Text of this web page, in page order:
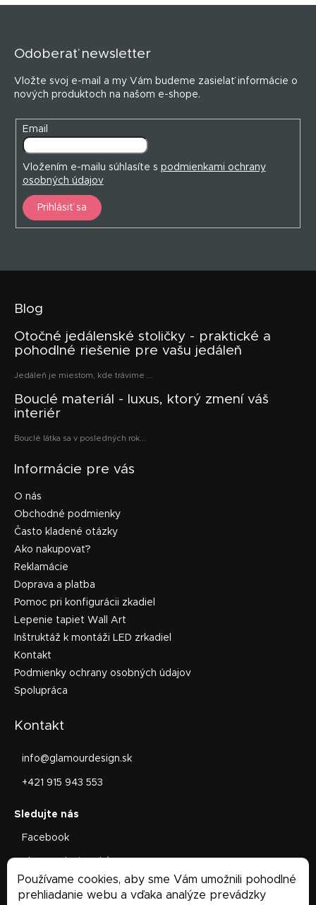
Používame cookies, aby sme Vám umožnili pohodlné
prehliadanie webu a vďaka analýze prevádzky
v
i
s
Odoberať newsletter
Vložte svoj e-mail a my Vám budeme zasielať informácie o
nových produktoch na našom e-shope.
Email
Vložením e-mailu súhlasíte s podmienkami ochrany
osobných údajov
Prihlásiť sa
Blog
Otočné jedálenské stoličky - praktické a
pohodlné riešenie pre vašu jedáleň
Jedáleň je miestom, kde trávime ...
Bouclé materiál - luxus, ktorý zmení váš
interiér
Bouclé látka sa v posledných rok...
Informácie pre vás
O nás
Obchodné podmienky
Často kladené otázky
Ako nakupovať?
Reklamácie
Doprava a platba
Pomoc pri konfigurácii zkadiel
Lepenie tapiet Wall Art
Inštruktáž k montáži LED zrkadiel
Kontakt
Podmienky ochrany osobných údajov
Spolupráca
Kontakt
info@glamourdesign.sk
+421 915 943 553
Facebook
Facebook